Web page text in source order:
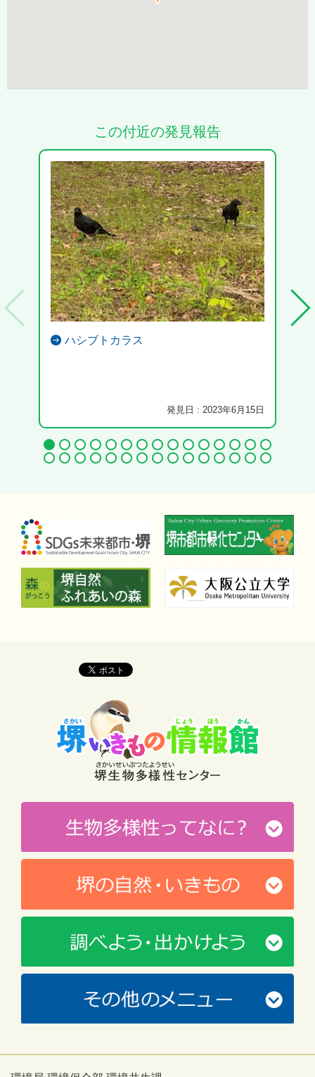
この付近の発見報告
ハシブトカラス
発見日 : 2023年6月15日